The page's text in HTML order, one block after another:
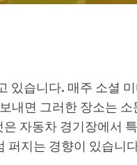
있습니다. 매주 소셜
내면 그러한 장소는
자동차 경기장에서
퍼지는 경향이 있습니